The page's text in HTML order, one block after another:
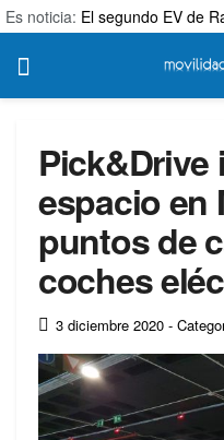
Es noticia: El segundo EV de
Pick&Drive
espacio en
puntos de
coches
3 diciembre 2020 -